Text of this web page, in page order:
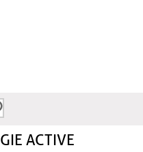
ACTIVE